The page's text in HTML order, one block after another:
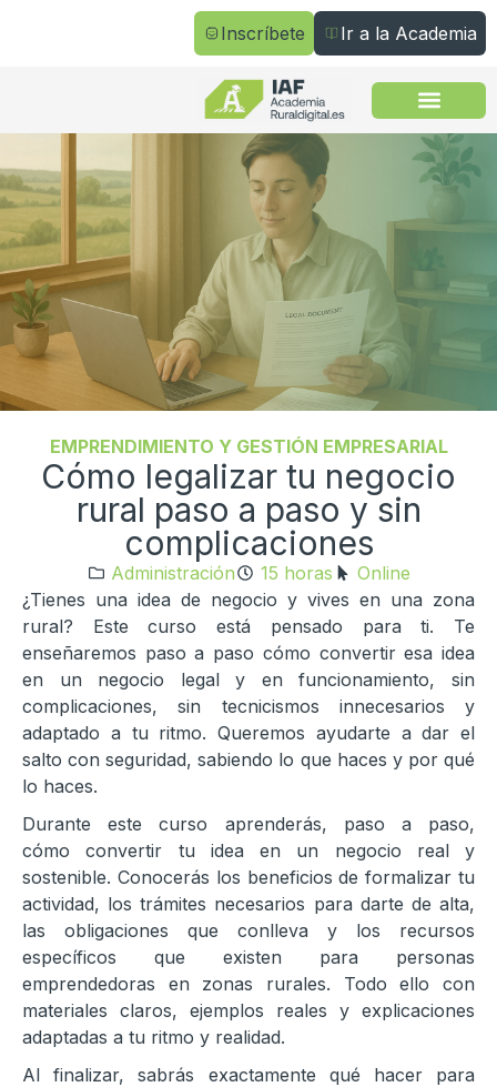
Inscríbete Ir a la Academia
EMPRENDIMIENTO Y GESTIÓN EMPRESARIAL
Cómo legalizar tu negocio
rural paso a paso y sin
complicaciones
Administración 15 horas
Online
¿Tienes una idea de negocio y vives en una zona
rural? Este curso está pensado para ti. Te
enseñaremos paso a paso cómo convertir esa idea
en un negocio legal y en funcionamiento, sin
complicaciones, sin tecnicismos innecesarios y
adaptado a tu ritmo. Queremos ayudarte a dar el
salto con seguridad, sabiendo lo que haces y por qué
lo haces.
Durante este curso aprenderás, paso a paso,
cómo convertir tu idea en un negocio real y
sostenible. Conocerás los beneficios de formalizar tu
actividad, los trámites necesarios para darte de alta,
las obligaciones que conlleva y los recursos
específicos que existen para personas
emprendedoras en zonas rurales. Todo ello con
materiales claros, ejemplos reales y explicaciones
adaptadas a tu ritmo y realidad.
Al finalizar, sabrás exactamente qué hacer para